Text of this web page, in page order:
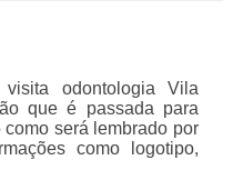
odontologia Vila
que é passada para
será lembrado por
como logotipo,